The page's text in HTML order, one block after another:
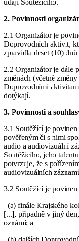
údaji Soutěžícího.
2. Povinnosti
2.1 Organizátor je
Doprovodních aktivit,
zpravidla deset (10) dnů
2.2 Organizátor je dále
změnách (včetně
Doprovodními
dotýkají.
3. Povinnosti a
3.1 Soutěžící je
pověřeným či s nimi
audio a audiovizuální
Soutěžícího, jeho
potvrzuje, že s
audiovizuálních
3.2 Soutěžící je povinen
(a) finále Krajského
[...], případně v jiný
oznámí; a
(b) dalších